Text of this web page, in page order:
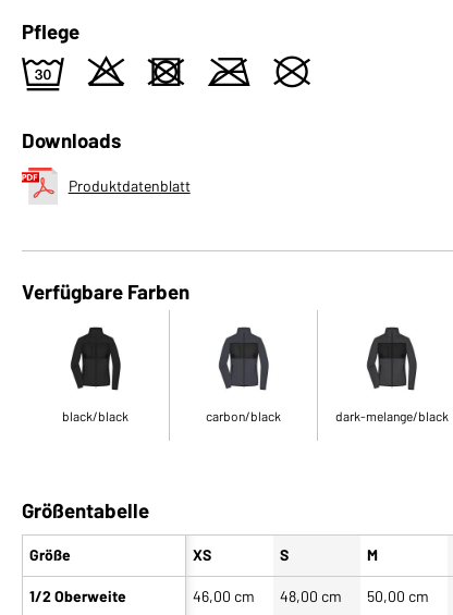
Pflege
e o d m U
Downloads
Produktdatenblatt
Verfügbare Farben
black/black carbon/black dark-melange/black
Größentabelle
Größe
1/2 Oberweite
XS S M
46,00 cm 48,00 cm 50,00 cm